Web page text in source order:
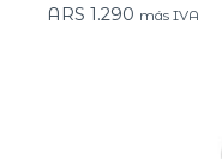
ARS 1.290 más IVA